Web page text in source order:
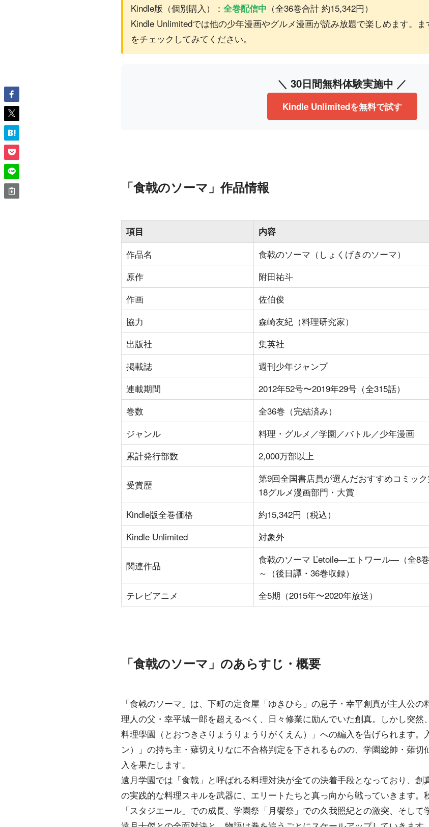
Kindle版（個別購入）： 全巻配信中 （全36巻合計 約15,342円）
Kindle Unlimitedでは他の少年漫画やグルメ漫画が読み放題で楽しめます。
をチェックしてみてください。
＼ 30日間無料体験実施中 ／
Kindle Unlimitedを無料で試す
「食戟のソーマ」作品情報
項目 内容
作品名
食戟のソーマ（しょくげきのソーマ）
原作
附田祐斗
作画
佐伯俊
協力
森崎友紀（料理研究家）
出版社
集英社
掲載誌
週刊少年ジャンプ
連載期間
2012年52号〜2019年29号（全315話）
巻数
全36巻（完結済み）
ジャンル
料理・グルメ／学園／バトル／少年漫画
累計発行部数
2,000万部以上
受賞歴
第9回全国書店員が選んだおすすめコミッ
18グルメ漫画部門・大賞
Kindle版全巻価格
約15,342円（税込）
Kindle Unlimited
対象外
関連作品
食戟のソーマ L’etoile―エトワール―（全8
～（後日譚・36巻収録）
テレビアニメ
全5期（2015年〜2020年放送）
「食戟のソーマ」のあらすじ・概要
「食戟のソーマ」は、下町の定食屋「ゆきひら」の息子・幸平創真が主人公
理人の父・幸平城一郎を超えるべく、日々修業に励んでいた創真。しかし突
料理學園（とおつきさりょうりょうりがくえん）」への編入を告げられます。
ン）」の持ち主・薙切えりなに不合格判定を下されるものの、学園総帥・薙
入を果たします。
遠月学園では「食戟」と呼ばれる料理対決が全ての決着手段となっており、
の実践的な料理スキルを武器に、エリートたちと真っ向から戦っていきます。
「スタジエール」での成長、学園祭「月饗祭」での久我照紀との激突、そし